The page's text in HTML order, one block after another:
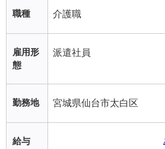
職種 介護職
雇用形
態
派遣社員
勤務地 宮城県仙台市太白区
給与